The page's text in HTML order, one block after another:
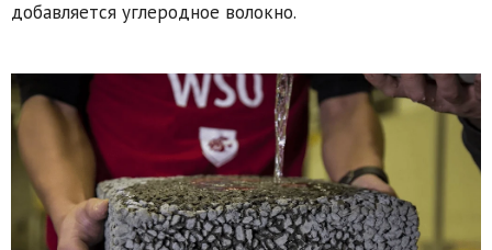
добавляется углеродное волокно.